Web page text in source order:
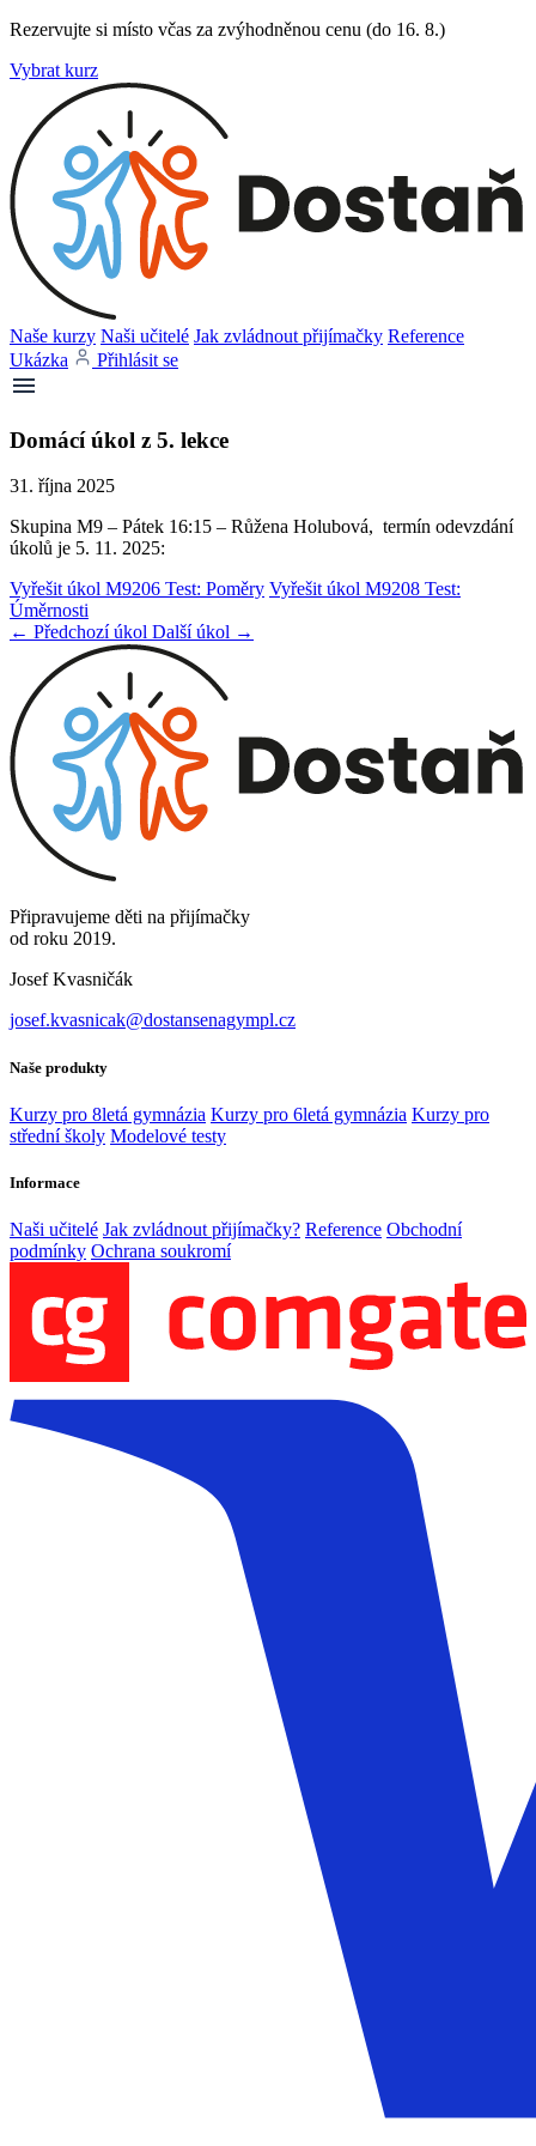
Rezervujte si místo včas za zvýhodněnou cenu (do 16. 8.)
Vybrat kurz
Naše kurzy Naši učitelé Jak zvládnout přijímačky Reference
Ukázka
Přihlásit se
Domácí úkol z 5. lekce
31. října 2025
Skupina M9 – Pátek 16:15 – Růžena Holubová, termín odevzdání
úkolů je 5. 11. 2025:
Vyřešit úkol M9206 Test: Poměry Vyřešit úkol M9208 Test:
Úměrnosti
← Předchozí úkol Další úkol →
Připravujeme děti na přijímačky
od roku 2019.
Josef Kvasničák
josef.kvasnicak@dostansenagympl.cz
Naše produkty
Kurzy pro 8letá gymnázia Kurzy pro 6letá gymnázia Kurzy pro
střední školy Modelové testy
Informace
Naši učitelé Jak zvládnout přijímačky? Reference Obchodní
podmínky Ochrana soukromí